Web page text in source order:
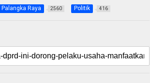
Palangka Raya 2560 Politik 416